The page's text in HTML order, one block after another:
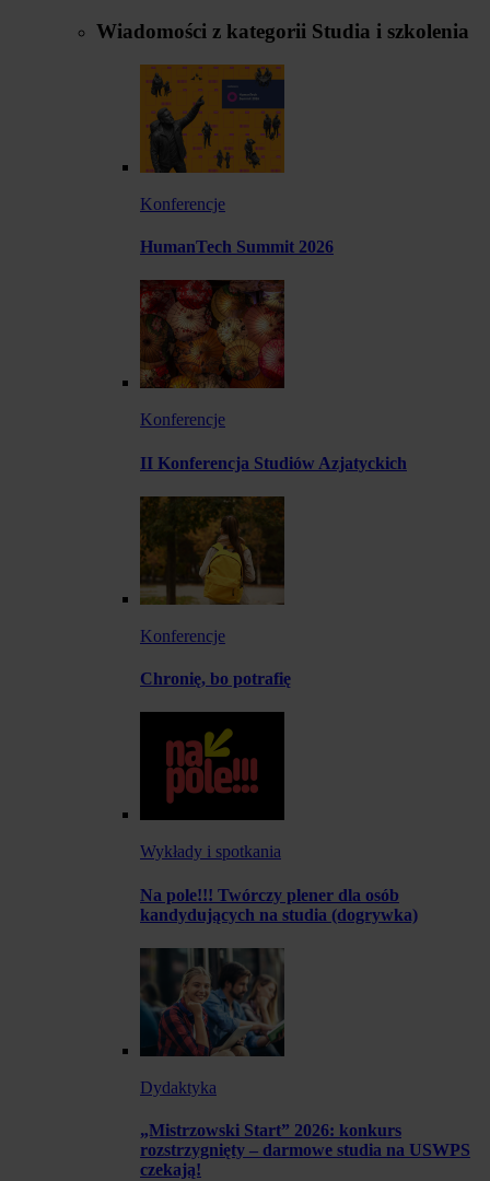
Wiadomości z kategorii Studia i szkolenia
Konferencje
HumanTech Summit 2026
Konferencje
II Konferencja Studiów Azjatyckich
Konferencje
Chronię, bo potrafię
Wykłady i spotkania
Na pole!!! Twórczy plener dla osób
kandydujących na studia (dogrywka)
Dydaktyka
„Mistrzowski Start” 2026: konkurs
rozstrzygnięty – darmowe studia na USWPS
czekają!